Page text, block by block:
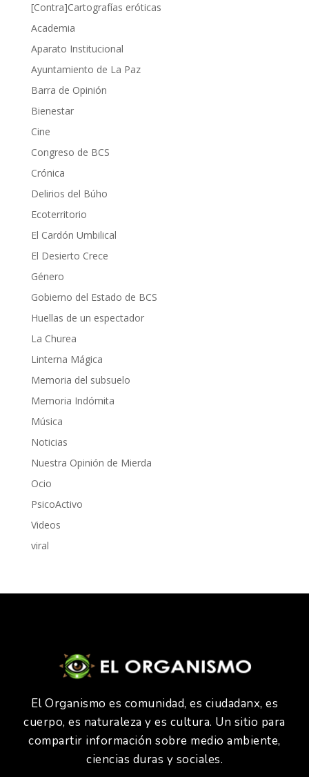
[Contra]Cartografías eróticas
Academia
Aparato Institucional
Ayuntamiento de La Paz
Barra de Opinión
Bienestar
Cine
Congreso de BCS
Crónica
Delirios del Búho
Ecoterritorio
El Cardón Umbilical
El Desierto Crece
Género
Gobierno del Estado de BCS
Huellas de un espectador
La Churea
Linterna Mágica
Memoria del subsuelo
Memoria Indómita
Música
Noticias
Nuestra Opinión de Mierda
Ocio
PsicoActivo
Videos
viral
El Organismo es comunidad, es ciudadanx, es
cuerpo, es naturaleza y es cultura. Un sitio para
compartir información sobre medio ambiente,
ciencias duras y sociales.